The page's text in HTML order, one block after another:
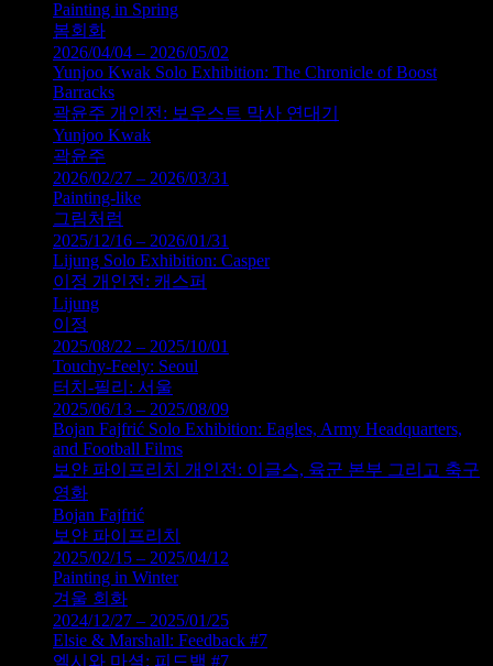
Painting in Spring
봄회화
2026/04/04 – 2026/05/02
Yunjoo Kwak Solo Exhibition: The Chronicle of Boost
Barracks
곽윤주 개인전: 보우스트 막사 연대기
Yunjoo Kwak
곽윤주
2026/02/27 – 2026/03/31
Painting-like
그림처럼
2025/12/16 – 2026/01/31
Lijung Solo Exhibition: Casper
이정 개인전: 캐스퍼
Lijung
이정
2025/08/22 – 2025/10/01
Touchy-Feely: Seoul
터치-필리: 서울
2025/06/13 – 2025/08/09
Bojan Fajfrić Solo Exhibition: Eagles, Army Headquarters,
and Football Films
보얀 파이프리치 개인전: 이글스, 육군 본부 그리고 축구
영화
Bojan Fajfrić
보얀 파이프리치
2025/02/15 – 2025/04/12
Painting in Winter
겨울 회화
2024/12/27 – 2025/01/25
Elsie & Marshall: Feedback #7
엘시와 마셜: 피드백 #7